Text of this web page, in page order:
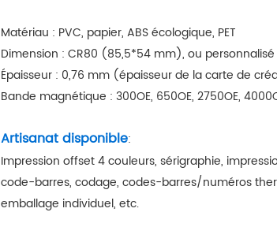
Matériau : PVC, papier, ABS écologique, PET
Dimension : CR80 (85,5*54 mm), ou personnalisé
Épaisseur : 0,76 mm (épaisseur de la carte de
Bande magnétique : 300OE, 650OE, 2750OE,
Artisanat disponible:
Impression offset 4 couleurs, sérigraphie,
code-barres, codage, codes-barres/numéros
emballage individuel, etc.